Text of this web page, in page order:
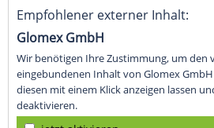
Empfohlener externer Inhalt:
Glomex GmbH
Wir benötigen Ihre Zustimmung, um den
eingebundenen Inhalt von Glomex
diesen mit einem Klick anzeigen lassen
deaktivieren.